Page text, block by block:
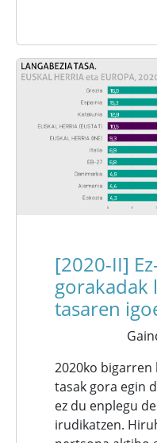
[2020-II]
gorakadak
tasaren
2020ko bigarren
tasak gora egin
ez du enplegu
irudikatzen.